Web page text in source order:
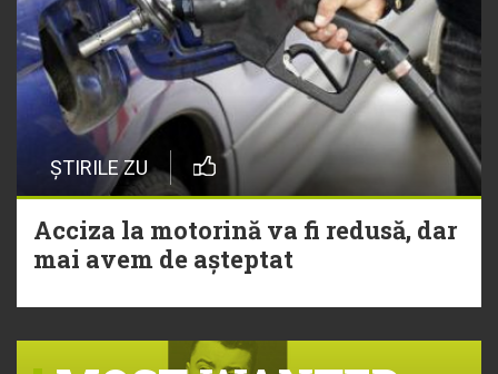
ȘTIRILE ZU
Acciza la motorină va fi redusă, dar
mai avem de așteptat